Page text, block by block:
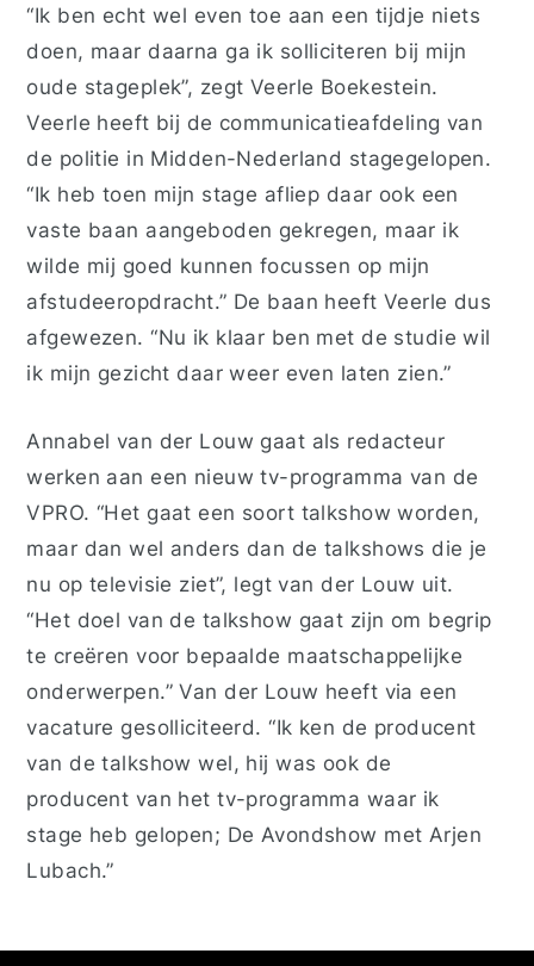
“Ik ben echt wel even toe aan een tijdje niets
doen, maar daarna ga ik solliciteren bij mijn
oude stageplek”, zegt Veerle Boekestein.
Veerle heeft bij de communicatieafdeling van
de politie in Midden-Nederland stagegelopen.
“Ik heb toen mijn stage afliep daar ook een
vaste baan aangeboden gekregen, maar ik
wilde mij goed kunnen focussen op mijn
afstudeeropdracht.” De baan heeft Veerle dus
afgewezen. “Nu ik klaar ben met de studie wil
ik mijn gezicht daar weer even laten zien.”
Annabel van der Louw gaat als redacteur
werken aan een nieuw tv-programma van de
VPRO. “Het gaat een soort talkshow worden,
maar dan wel anders dan de talkshows die je
nu op televisie ziet”, legt van der Louw uit.
“Het doel van de talkshow gaat zijn om begrip
te creëren voor bepaalde maatschappelijke
onderwerpen.” Van der Louw heeft via een
vacature gesolliciteerd. “Ik ken de producent
van de talkshow wel, hij was ook de
producent van het tv-programma waar ik
stage heb gelopen; De Avondshow met Arjen
Lubach.”